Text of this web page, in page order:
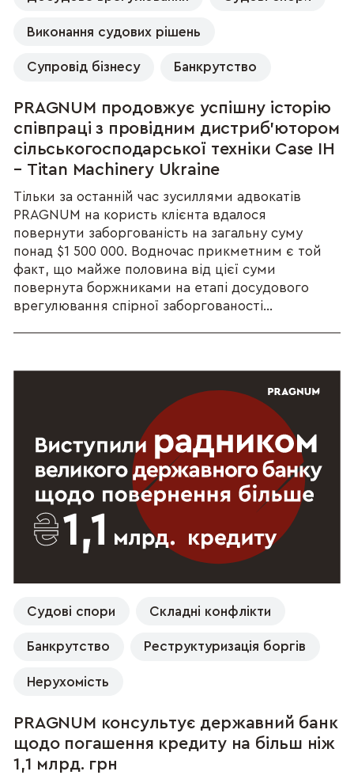
Виконання судових рішень
Супровід бізнесу Банкрутство
PRAGNUM продовжує успішну історію
співпраці з провідним дистриб’ютором
сільськогосподарської техніки Case IH
– Titan Machinery Ukraine
Тільки за останній час зусиллями адвокатів
PRAGNUM на користь клієнта вдалося
повернути заборгованість на загальну суму
понад $1 500 000. Водночас прикметним є той
факт, що майже половина від цієї суми
повернута боржниками на етапі досудового
врегулювання спірної заборгованості...
Судові спори Складні конфлікти
Банкрутство Реструктуризація боргів
Нерухомість
PRAGNUM консультує державний банк
щодо погашення кредиту на більш ніж
1,1 млрд. грн